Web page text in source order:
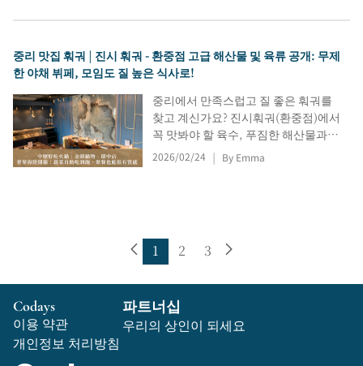
맛봐야 할 메뉴, 편안한 좌석, 주류/무
간, 그리고 중산역에서 오시는 길까지
안내해 드립니다.
중리 맛집 훠궈 | 진시 훠궈 - 환중점 고급 해산물 및 육류 공개: 무제
한 야채 뷔페, 모임도 질 높은 식사로!
중리에서 만족스럽고 질 좋은 훠궈를
찾고 계신가요? 진시훠궈(환중점)에서
꼭 맛봐야 할 육수, 푸짐한 해산물과
고기 모듬, 셀프 서비스 채소 및 음료
바, 그리고 저희가 함께 즐겼던 최고의
2026/02/24 By Emma
1 2 3
Codays
이용 약관
개인정보 처리방침
파트너십
우리의 상인이 되세요